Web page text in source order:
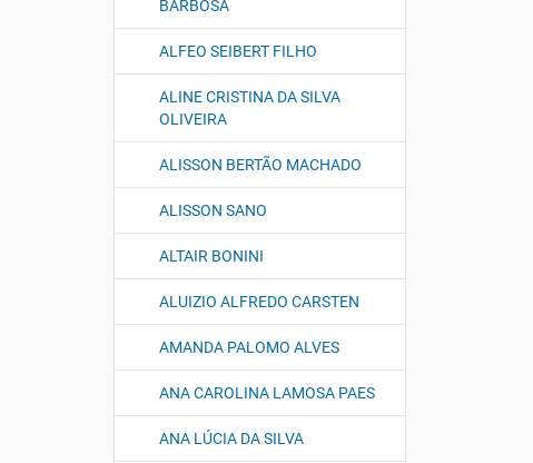
BARBOSA
ALFEO SEIBERT FILHO
ALINE CRISTINA DA SILVA
OLIVEIRA
ALISSON BERTÃO MACHADO
ALISSON SANO
ALTAIR BONINI
ALUIZIO ALFREDO CARSTEN
AMANDA PALOMO ALVES
ANA CAROLINA LAMOSA PAES
ANA LÚCIA DA SILVA